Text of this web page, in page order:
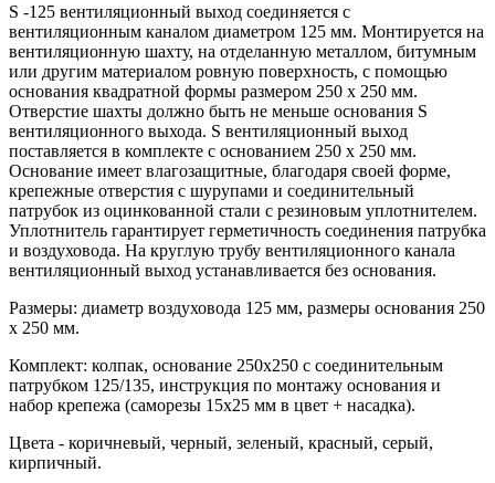
S -125 вентиляционный выход соединяется с
вентиляционным каналом диаметром 125 мм. Монтируется на
вентиляционную шахту, на отделанную металлом, битумным
или другим материалом ровную поверхность, с помощью
основания квадратной формы размером 250 х 250 мм.
Отверстие шахты должно быть не меньше основания S
вентиляционного выхода. S вентиляционный выход
поставляется в комплекте с основанием 250 х 250 мм.
Основание имеет влагозащитные, благодаря своей форме,
крепежные отверстия с шурупами и соединительный
патрубок из оцинкованной стали с резиновым уплотнителем.
Уплотнитель гарантирует герметичность соединения патрубка
и воздуховода. На круглую трубу вентиляционного канала
вентиляционный выход устанавливается без основания.
Размеры: диаметр воздуховода 125 мм, размеры основания 250
х 250 мм.
Комплект: колпак, основание 250x250 с соединительным
патрубком 125/135, инструкция по монтажу основания и
набор крепежа (саморезы 15x25 мм в цвет + насадка).
Цвета - коричневый, черный, зеленый, красный, серый,
кирпичный.